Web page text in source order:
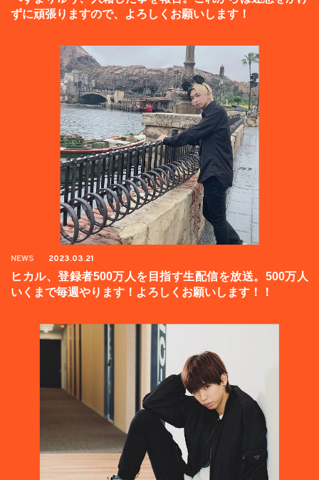
ずに頑張りますので、よろしくお願いします！
NEWS 2023.03.21
ヒカル、登録者500万人を目指す生配信を放送。500万人
いくまで毎週やります！よろしくお願いします！！